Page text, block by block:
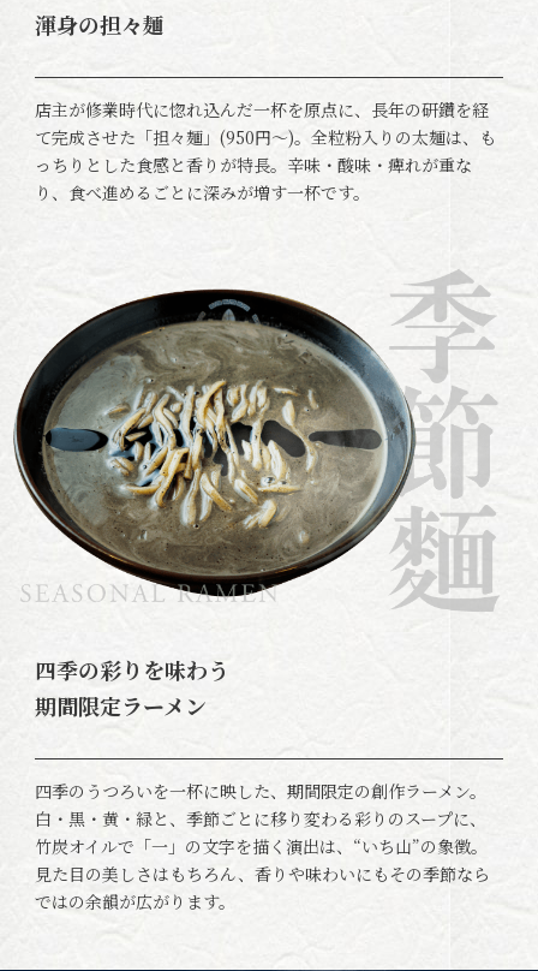
渾身の担々麺
店主が修業時代に惚れ込んだ一杯を原点に、長年の研鑽を経
て完成させた「担々麺」(950円〜)。全粒粉入りの太麺は、も
っちりとした食感と香りが特長。辛味・酸味・痺れが重な
り、食べ進めるごとに深みが増す一杯です。
四季の彩りを味わう
期間限定ラーメン
四季のうつろいを一杯に映した、期間限定の創作ラーメン。
白・黒・黄・緑と、季節ごとに移り変わる彩りのスープに、
竹炭オイルで「一」の文字を描く演出は、“いち山”の象徴。
見た目の美しさはもちろん、香りや味わいにもその季節なら
ではの余韻が広がります。